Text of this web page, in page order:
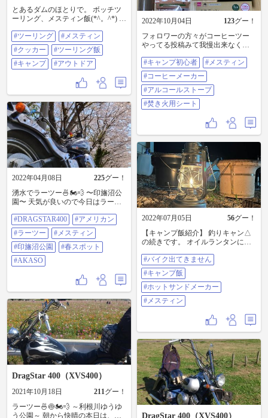
2022年10月04日 123グー！
フォロワーの方々がコーヒーツー
やってる投稿みて我慢出来なくな
ソーで安っすい道具揃えてみまし
た。 ･アルコールストーブ ･ポケッ
トストーブ(アルコールストーブ用
の風よけ) ･五徳(ポケットストーブ
用) ･メスティン ･コーヒーメーカー
カップセット ･焚き火用シート こ
れだけ揃えて3000円からお釣が来
るお値段って安いですよねぇ(*•̀ᴗ•́*)
👍 後は手持ちのコーヒー豆、ラン
プ用アルコール、水持ってけば外
でコーヒー飲めますね(*^^*) 余裕が
あればイスとテーブルも抱えて行
こうかな… 週末が楽しみです(*^^*)
#キャンプ初心者 #メスティン #コ
ーヒーメーカー #アルコールストー
ブ #焚き火用シート
#キャンプ初心者
#メスティン
#コーヒーメーカー
#アルコールストーブ
#焚き火用シート
とあるダムのほとりで。 ボッチツ
ーリング、メスティン飯(*^。^*) #
ツーリング飯#キャンプ#アウトド
ア
#ツーリング
#メスティン
#クッカー
#ツーリング飯
#キャンプ
#アウトドア
2022年07月05日 56グー！
【キャンプ飯紹介】 釣りキャン△
の続きです。 オイルランタンに、
の効果絶大‼️ なんと、ランタンの周
りには虫が寄り付きません。 🙄❓🙄
❓🙄❓ ※4枚目閲覧注意⚠️ #バイク出
てきません 宴はテン場から少し離
れた場所で。 さて、今回の出し物
です👩‍🍳 『厚揚チーズのベーコン
包み』 厚揚に切り目を入れ、とろ
けるチーズを突っ込む。 ベーコン
を巻いて包み、ホットサンドメー
カーで挟む‼️（そこで写真撮れよっ
て話😅） コレね、あとでスパイス
かけるつもりやったんやけど、調
味料なしでもベーコンの塩味が効
いてて美味しいです😋 ※ネットか
ら拾いました。 『釜揚げしらす丼
温玉乗せ』 温玉用ではなくて、し
らす丼のタレをかけます。 通常、
しらす丼には黄身だけを使うんで
#バイク出てきません
#キャンプ飯
#ホットサンドメーカー
#メスティン
2022年04月08日 225グー！
湧水でラーツー🍜🏍💨 〜印旛沼公
園〜 天気が良いので今日はラーツ
いお水をゲットして、以前に来た
ことのある印旛沼公園へ🙂 小高い
丘の上にある見晴らしの良い公園
です🤗 所々にイス＆テーブルが配
置されていて、ちょうどお昼どき
だったのでファミリー客などで賑
わっていました🙂 見晴らしの良い
最前列のテーブルが空いていたの
でラッキーでした😃✌ 早速メステ
ィンでご飯を炊いて、景色を眺め
ながらしばしボーッと過ごします
☺️ 今日は豚骨チャルメラとチキン
カレーです😁 美味しいお水で炊い
たご飯とラーメンはさいっくぅ～
です😆 やっぱり外ご飯は旨いよね
ー🤤 #DRAGSTAR400 #アメリカン
#ラーツー #メスティン #印旛沼公
園 #春スポット #AKASO
#DRAGSTAR400
#アメリカン
#ラーツー
#メスティン
#印旛沼公園
#春スポット
#AKASO
DragStar 400（XVS400）
DragStar 400（XVS400）
2021年10月18日 211グー！
ラーツー🍜🍥🏍️💨 ～利根川ゆうゆ
う公園～ 朝から快晴の本日は、